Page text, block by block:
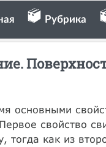
Рубрика
основными
свойство
тогда как из